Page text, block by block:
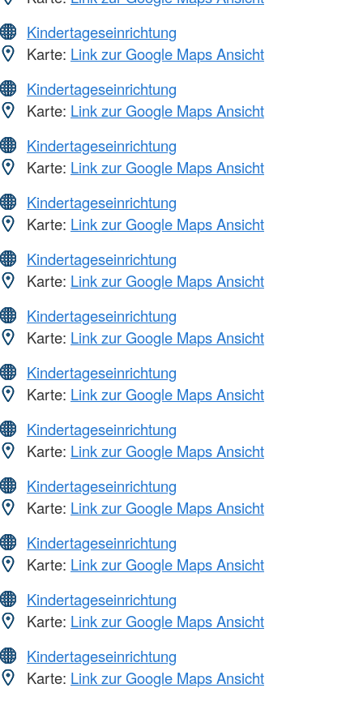
Kindertageseinrichtung
Karte: Link zur Google Maps Ansicht
Kindertageseinrichtung
Karte: Link zur Google Maps Ansicht
Kindertageseinrichtung
Karte: Link zur Google Maps Ansicht
Kindertageseinrichtung
Karte: Link zur Google Maps Ansicht
Kindertageseinrichtung
Karte: Link zur Google Maps Ansicht
Kindertageseinrichtung
Karte: Link zur Google Maps Ansicht
Kindertageseinrichtung
Karte: Link zur Google Maps Ansicht
Kindertageseinrichtung
Karte: Link zur Google Maps Ansicht
Kindertageseinrichtung
Karte: Link zur Google Maps Ansicht
Kindertageseinrichtung
Karte: Link zur Google Maps Ansicht
Kindertageseinrichtung
Karte: Link zur Google Maps Ansicht
Kindertageseinrichtung
Karte: Link zur Google Maps Ansicht